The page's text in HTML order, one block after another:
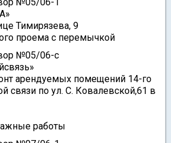
Тимирязева, 9
проема с перемычкой
№05/06-с
арендуемых помещений 14-го
связи по ул. С. Ковалевской,61 в
работы